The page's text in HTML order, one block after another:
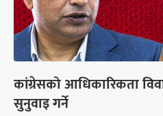
कांग्रेसको आधिकारिकता
सुनुवाइ गर्ने